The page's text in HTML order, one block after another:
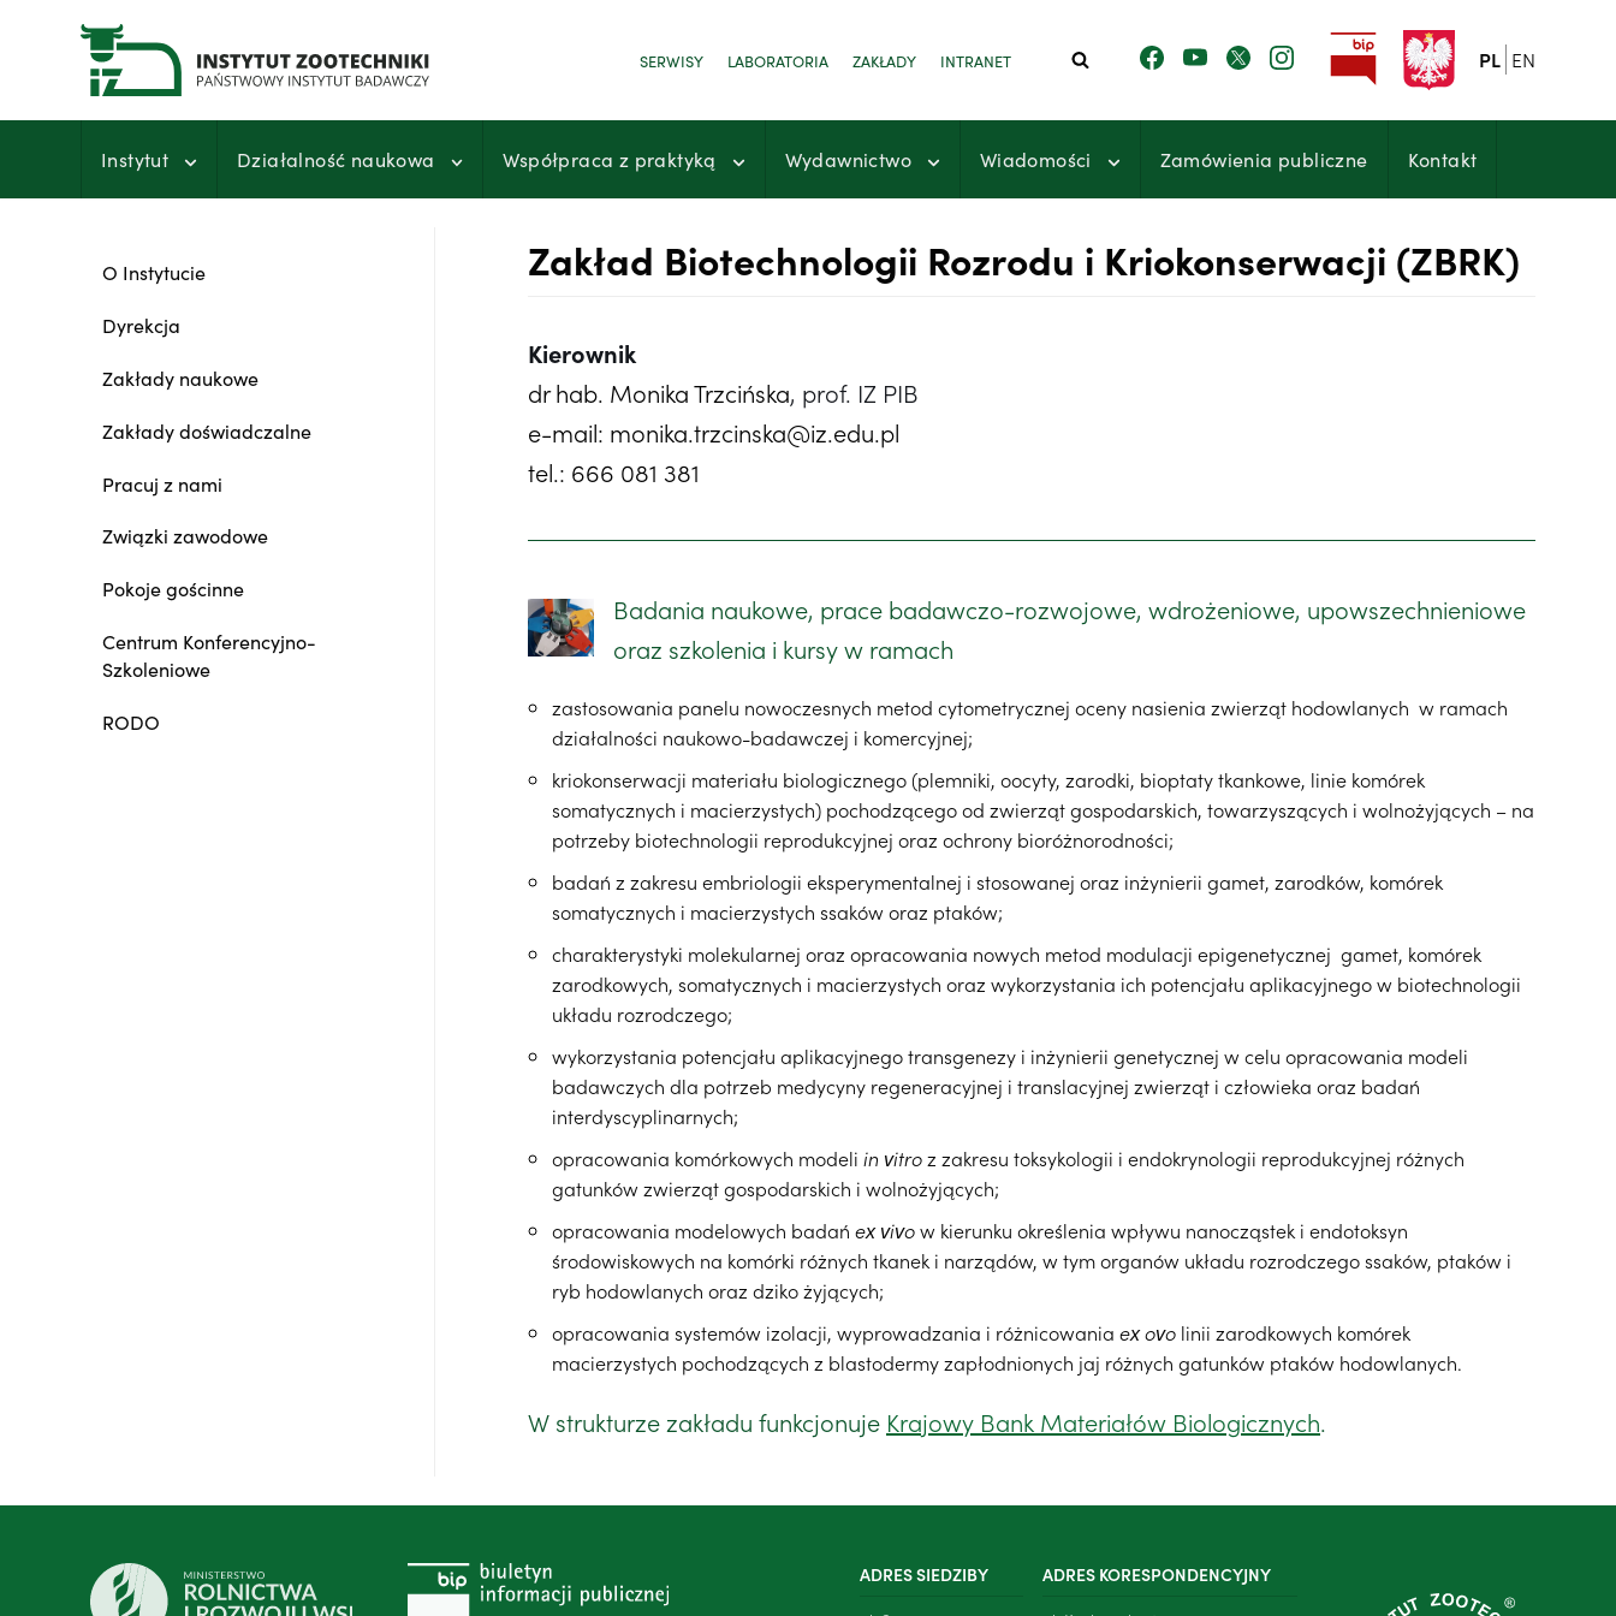
Przejdź
SERWISY LABORATORIA ZAKŁADY INTRANET PL EN
Instytut Działalność naukowa Współpraca z praktyką Wydawnictwo Wiadomości Zamówienia publiczne Kontakt
O Instytucie
Dyrekcja
Zakłady naukowe
Zakłady doświadczalne
Pracuj z nami
Związki zawodowe
Pokoje gościnne
Centrum Konferencyjno-
Szkoleniowe
RODO
Zakład Biotechnologii Rozrodu i Kriokonserwacji (ZBRK)
Kierownik
dr hab. Monika Trzcińska, prof. IZ PIB
e-mail: monika.trzcinska@iz.edu.pl
tel.: 666 081 381
Badania naukowe, prace badawczo-rozwojowe, wdrożeniowe, upowszechnieniowe
oraz szkolenia i kursy w ramach
zastosowania panelu nowoczesnych metod cytometrycznej oceny nasienia zwierząt hodowlanych w ramach
działalności naukowo-badawczej i komercyjnej;
kriokonserwacji materiału biologicznego (plemniki, oocyty, zarodki, bioptaty tkankowe, linie komórek
somatycznych i macierzystych) pochodzącego od zwierząt gospodarskich, towarzyszących i wolnożyjących – na
potrzeby biotechnologii reprodukcyjnej oraz ochrony bioróżnorodności;
badań z zakresu embriologii eksperymentalnej i stosowanej oraz inżynierii gamet, zarodków, komórek
somatycznych i macierzystych ssaków oraz ptaków;
charakterystyki molekularnej oraz opracowania nowych metod modulacji epigenetycznej gamet, komórek
zarodkowych, somatycznych i macierzystych oraz wykorzystania ich potencjału aplikacyjnego w biotechnologii
układu rozrodczego;
wykorzystania potencjału aplikacyjnego transgenezy i inżynierii genetycznej w celu opracowania modeli
badawczych dla potrzeb medycyny regeneracyjnej i translacyjnej zwierząt i człowieka oraz badań
interdyscyplinarnych;
opracowania komórkowych modeli in vitroz zakresu toksykologii i endokrynologii reprodukcyjnej różnych
gatunków zwierząt gospodarskich i wolnożyjących;
opracowania modelowych badań ex vivow kierunku określenia wpływu nanocząstek i endotoksyn
środowiskowych na komórki różnych tkanek i narządów, w tym organów układu rozrodczego ssaków, ptaków i
ryb hodowlanych oraz dziko żyjących;
opracowania systemów izolacji, wyprowadzania i różnicowania ex ovo linii zarodkowych komórek
macierzystych pochodzących z blastodermy zapłodnionych jaj różnych gatunków ptaków hodowlanych.
W strukturze zakładu funkcjonuje Krajowy Bank Materiałów Biologicznych.
ADRES SIEDZIBY
ADRES KORESPONDENCYJNY